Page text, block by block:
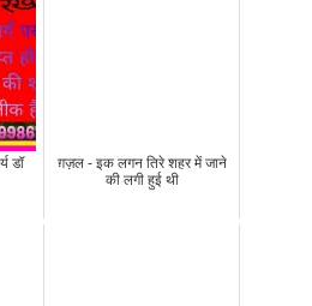
डॉ
ग़ज़ल - इक लगन तिरे शहर में जाने
की लगी हुई थी